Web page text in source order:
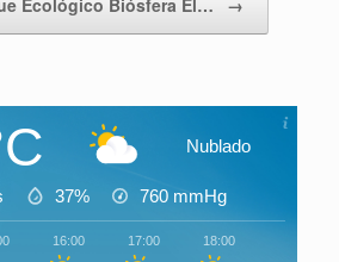
Nublado
37% 760 mmHg
16:00 17:00 18:00